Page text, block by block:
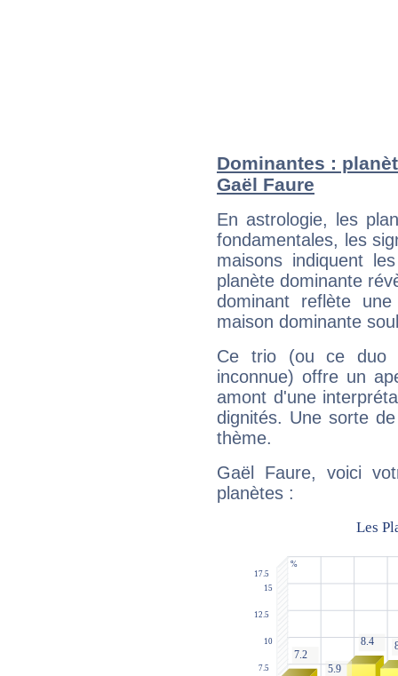
Dominantes :
Gaël Faure
En astrologie, les
fondamentales, les
maisons indiquent
planète dominante
dominant reflète
maison dominante
Ce trio (ou ce duo
inconnue) offre un
amont d'une
dignités. Une sorte
thème.
Gaël Faure, voici
planètes :